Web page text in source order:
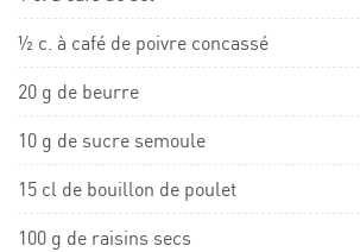
½ c. à café de poivre concassé
20 g de beurre
10 g de sucre semoule
15 cl de bouillon de poulet
100 g de raisins secs